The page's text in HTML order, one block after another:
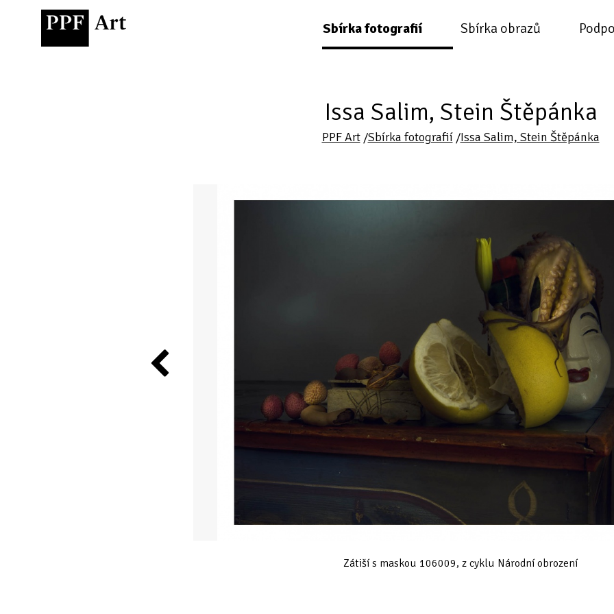
Sbírka fotografií Sbírka obrazů
Issa Salim, Stein Štěpánka
PPF Art/Sbírka fotografií/Issa Salim, Stein Štěpánka
Previous
Zátiší s maskou 106009, z cyklu Národní obrození